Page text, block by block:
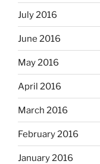
July 2016
June 2016
May 2016
April 2016
March 2016
February 2016
January 2016